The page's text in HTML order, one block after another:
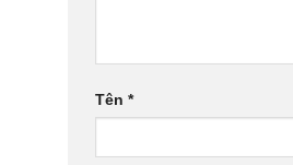
Tên *